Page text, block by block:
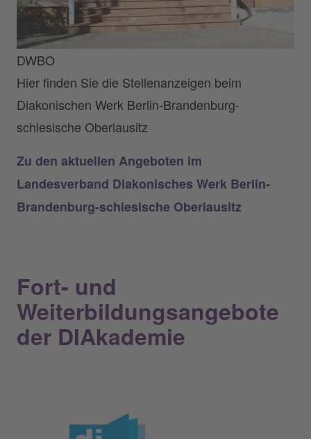
DWBO
Hier finden Sie die Stellenanzeigen beim
Diakonischen Werk Berlin-Brandenburg-
schlesische Oberlausitz
Zu den aktuellen Angeboten im
Landesverband Diakonisches Werk Berlin-
Brandenburg-schlesische Oberlausitz
Fort- und
Weiterbildungsangebote
der DIAkademie